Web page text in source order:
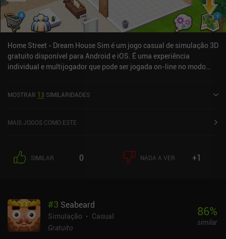
Home Street - Dream House Sim é um jogo casual de simulação 3D
gratuito disponível para Android e iOS. É uma experiência
individual e multijogador que pode ser jogada on-line no modo
Google Play e 4,6 de 5,0 na iOS App Store.
MOSTRAR 13 SIMILARIDADES
MAIS JOGOS COMO ESTE
SIMILAR 0 NADA A VER +1
#3 Seabeard
Simulação
Casual
Gratuito
86%
similar